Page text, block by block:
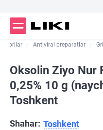
dorilar Antiviral preparatlar
Oksolin Ziyo Nur
0,25% 10 g
Toshkent
Shahar: Toshkent